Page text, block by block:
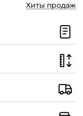
Хиты продаж